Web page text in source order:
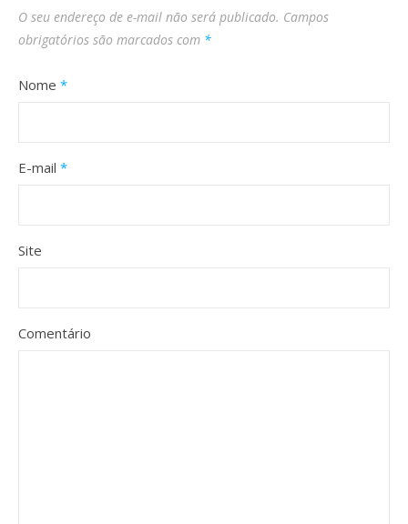
O seu endereço de e-mail não será publicado. Campos
obrigatórios são marcados com *
Nome *
E-mail *
Site
Comentário